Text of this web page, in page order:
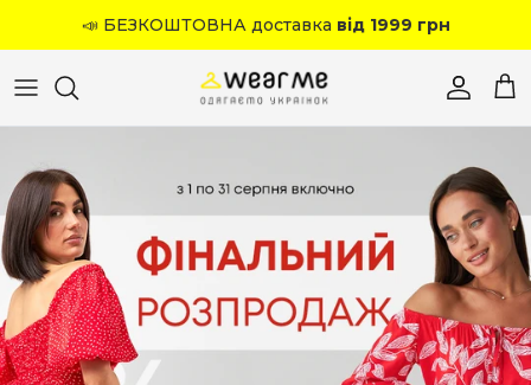
📣 БЕЗКОШТОВНА доставка від 1999 грн